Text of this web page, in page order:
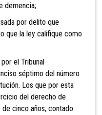
demencia;
por delito que
que la ley califique como
el Tribunal
séptimo del número
Los que por esta
del derecho de
cinco años, contado